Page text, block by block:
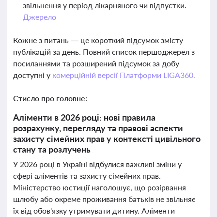
звільнення у період лікарняного чи відпустки.
Джерело
Кожне з питань — це короткий підсумок змісту
публікацій за день. Повний список першоджерел з
посиланнями та розширений підсумок за добу
доступні у комерційній версії Платформи LIGA360.
Стисло про головне:
Аліменти в 2026 році: нові правила
розрахунку, перегляду та правові аспекти
захисту сімейних прав у контексті цивільного
стану та розлучень
У 2026 році в Україні відбулися важливі зміни у
сфері аліментів та захисту сімейних прав.
Міністерство юстиції наголошує, що розірвання
шлюбу або окреме проживання батьків не звільняє
їх від обов'язку утримувати дитину. Аліменти